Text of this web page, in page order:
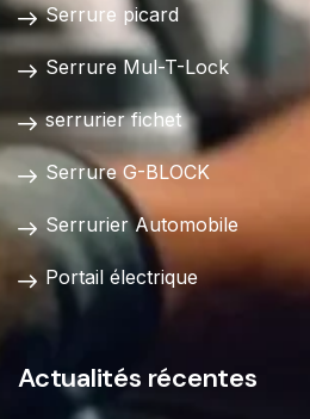
Serrure picard
Serrure Mul-T-Lock
serrurier fichet
Serrure G-BLOCK
Serrurier Automobile
Portail électrique
Actualités récentes